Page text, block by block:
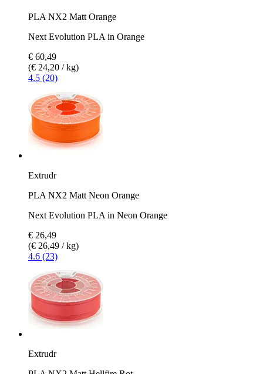
PLA NX2 Matt Orange
Next Evolution PLA in Orange
€ 60,49
(€ 24,20 / kg)
4.5 (20)
Extrudr
PLA NX2 Matt Neon Orange
Next Evolution PLA in Neon Orange
€ 26,49
(€ 26,49 / kg)
4.6 (23)
Extrudr